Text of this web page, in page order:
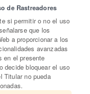
de Rastreadores
si permitir o no el uso
que los
a proporcionar a los
avanzadas
en el presente
decide bloquear el uso
Titular no pueda